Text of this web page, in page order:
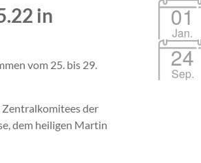
in
vom 25. bis 29.
der
dem heiligen Martin
01
Jan.
24
Sep.